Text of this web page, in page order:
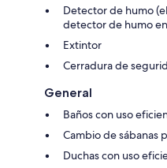
Detector de humo
detector de humo
Extintor
Cerradura de
General
Baños con uso
Cambio de sábanas
Duchas con uso